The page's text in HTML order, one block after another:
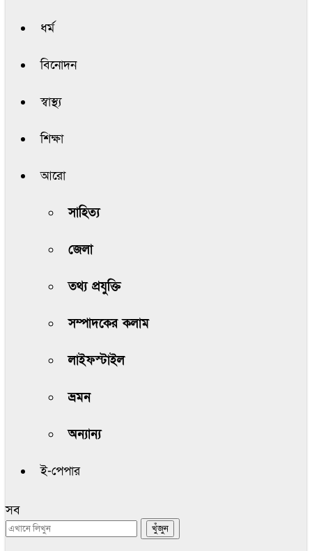
ধর্ম
বিনোদন
স্বাস্থ্য
শিক্ষা
আরো
সাহিত্য
জেলা
তথ্য প্রযুক্তি
সম্পাদকের কলাম
লাইফস্টাইল
ভ্রমন
অন্যান্য
ই-পেপার
সব